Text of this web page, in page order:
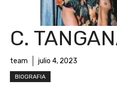
C.
team julio 4, 2023
BIOGRAFIA